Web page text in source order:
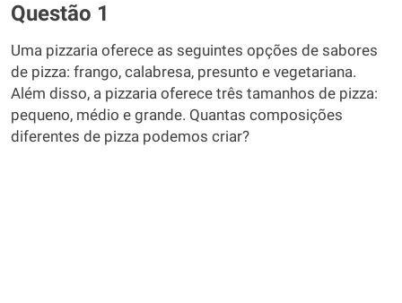
Questão 1
Uma pizzaria oferece as seguintes opções de sabores
de pizza: frango, calabresa, presunto e vegetariana.
Além disso, a pizzaria oferece três tamanhos de pizza:
pequeno, médio e grande. Quantas composições
diferentes de pizza podemos criar?